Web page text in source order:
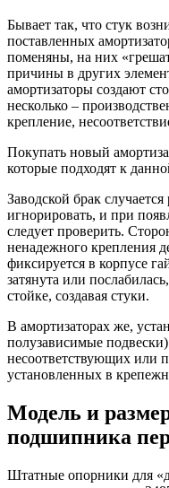
Бывает так, что стук
поставленных
поменяны, на них
причины в других
амортизаторы создают
несколько –
крепление,
Покупать новый
которые подходят к
Заводской брак
игнорировать, и при
следует проверить.
ненадежного крепления
фиксируется в корпусе
затянута или
стойке, создавая стуки.
В амортизаторах же,
полузависимые
несоответствующих или
установленных в
Модель и
подшипника
Штатные опорники для